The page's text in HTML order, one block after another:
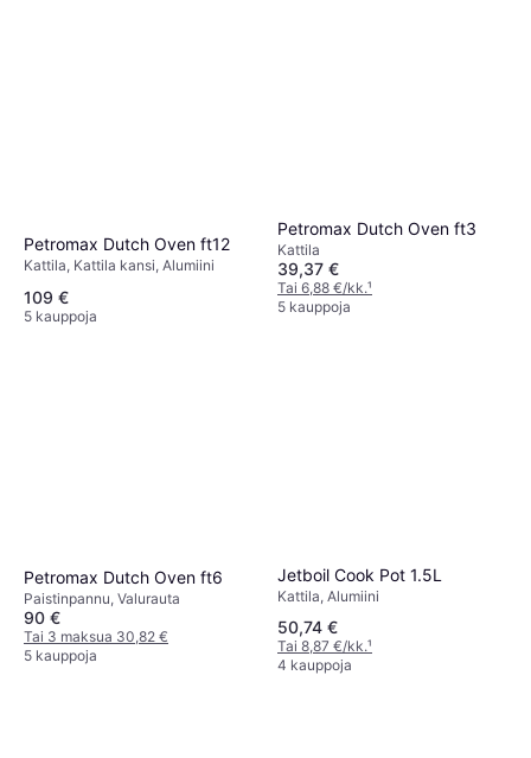
Petromax Dutch Oven ft12
Kattila, Kattila kansi, Alumiini
109 €
5 kauppoja
Petromax Dutch Oven ft3
Kattila
39,37 €
Tai 6,88 €/kk.¹
5 kauppoja
Petromax Dutch Oven ft6
Paistinpannu, Valurauta
90 €
Tai 3 maksua 30,82 €
5 kauppoja
Jetboil Cook Pot 1.5L
Kattila, Alumiini
50,74 €
Tai 8,87 €/kk.¹
4 kauppoja